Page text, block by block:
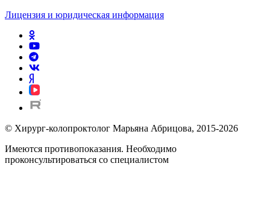
Лицензия и юридическая информация
© Хирург-колопроктолог Марьяна Абрицова, 2015-2026
Имеются противопоказания. Необходимо
проконсультироваться со специалистом